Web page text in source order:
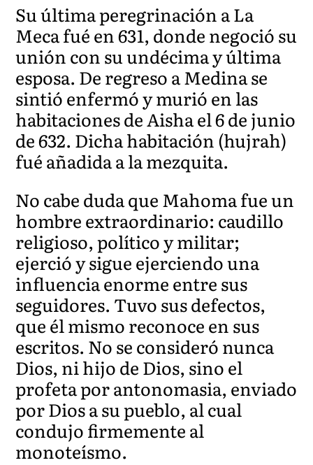
Su última peregrinación a La
Meca fué en 631, donde negoció su
unión con su undécima y última
esposa. De regreso a Medina se
sintió enfermó y murió en las
habitaciones de Aisha el 6 de junio
de 632. Dicha habitación (hujrah)
fué añadida a la mezquita.
No cabe duda que Mahoma fue un
hombre extraordinario: caudillo
religioso, político y militar;
ejerció y sigue ejerciendo una
influencia enorme entre sus
seguidores. Tuvo sus defectos,
que él mismo reconoce en sus
escritos. No se consideró nunca
Dios, ni hijo de Dios, sino el
profeta por antonomasia, enviado
por Dios a su pueblo, al cual
condujo firmemente al
monoteísmo.